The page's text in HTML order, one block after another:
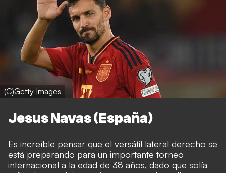
(C)Getty Images
Jesus Navas (España)
Es increíble pensar que el versátil lateral derecho se
está preparando para un importante torneo
internacional a la edad de 38 años, dado que solía